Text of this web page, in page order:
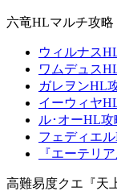
六竜HLマルチ攻略
ウィルナス
ワムデュス
ガレヲンHL
イーウィヤ
ル･オーHL攻
フェディエ
『エーテリ
高難易度クエ『天